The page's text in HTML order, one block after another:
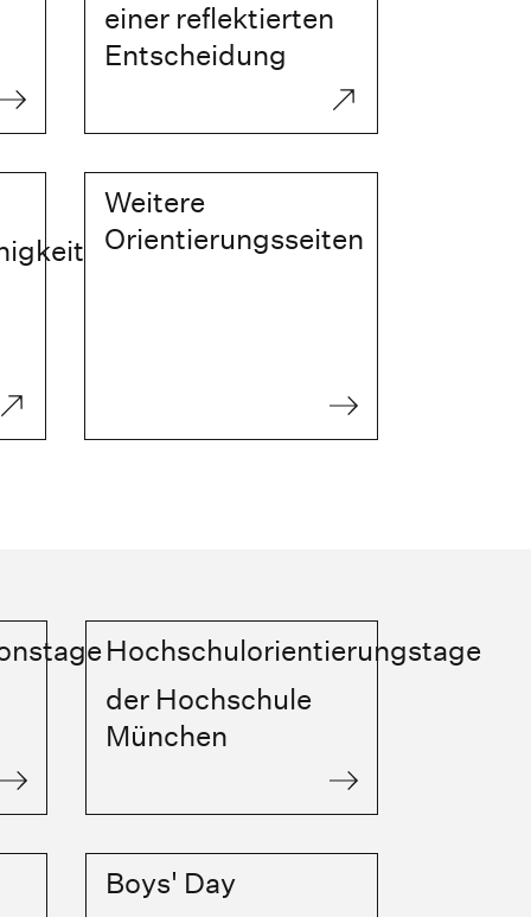
einer reflektierten
Entscheidung
Weitere
Orientierungsseiten
Hochschulorientierungstage
der Hochschule
München
Boys' Day